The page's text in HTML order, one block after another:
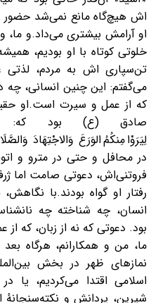
اش هیچ‌گاه مانع نمی‌شد حضور
او آرامش بیشتری می‌داد.و ما،
خلوتی کوتاه با او بوديم،
تن‌سپاری اش به مردم،
می‌گفتم: این ‌چنین انسانی، چه
که از عمل و سیرت است.او
صادق (ع) بود كه: «کُونُوا
لِیَرَوْا مِنكُمُ الوَرَعَ وَالاجْتِهَادَ
در محافل و حتی در مترو و
فروتنی‌اش، دعوتی صامت اما
رفتار او گواه بودند.با نگاهش،
انسان، چه شناخته چه
بود. دعوتی که نه از زبان، که
ما، من و همکارانم، هرگاه
نمازهای ظهر در بخش
اسلامی اقتدا می‌کردیم، یا
شیرین، پر‌دانش و